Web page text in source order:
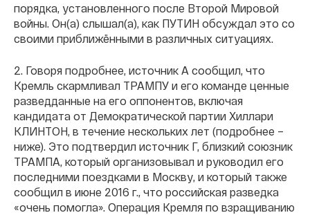
порядка, установленного после Второй Мировой
войны. Он(а) слышал(а), как ПУТИН обсуждал это со
своими приближёнными в различных ситуациях.
2. Говоря подробнее, источник А сообщил, что
Кремль скармливал ТРАМПУ и его команде ценные
разведданные на его оппонентов, включая
кандидата от Демократической партии Хиллари
КЛИНТОН, в течение нескольких лет (подробнее –
ниже). Это подтвердил источник Г, близкий союзник
ТРАМПА, который организовывал и руководил его
последними поездками в Москву, и который также
сообщил в июне 2016 г., что российская разведка
«очень помогла». Операция Кремля по взращиванию